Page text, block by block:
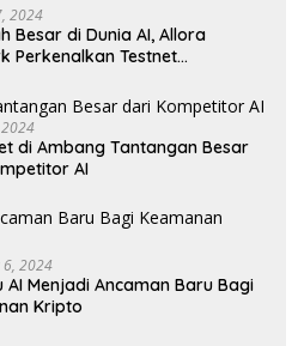
2024
Besar di Dunia AI, Allora
Perkenalkan Testnet
di Ambang Tantangan Besar
AI
2024
AI Menjadi Ancaman Baru Bagi
Kripto